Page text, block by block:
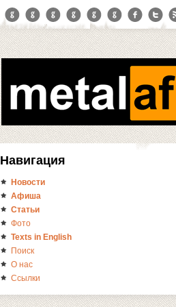
Навигация
Новости
Афиша
Статьи
Фото
Texts in English
Поиск
О нас
Ссылки